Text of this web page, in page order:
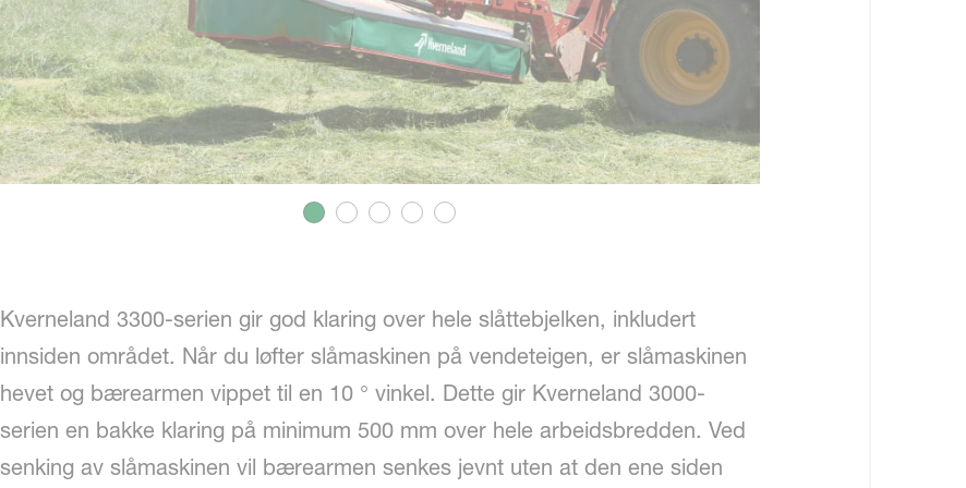
Kverneland 3300-serien gir god klaring over hele slåttebjelken, inkludert
innsiden området. Når du løfter slåmaskinen på vendeteigen, er slåmaskinen
hevet og bærearmen vippet til en 10 ° vinkel. Dette gir Kverneland 3000-
serien en bakke klaring på minimum 500 mm over hele arbeidsbredden. Ved
senking av slåmaskinen vil bærearmen senkes jevnt uten at den ene siden